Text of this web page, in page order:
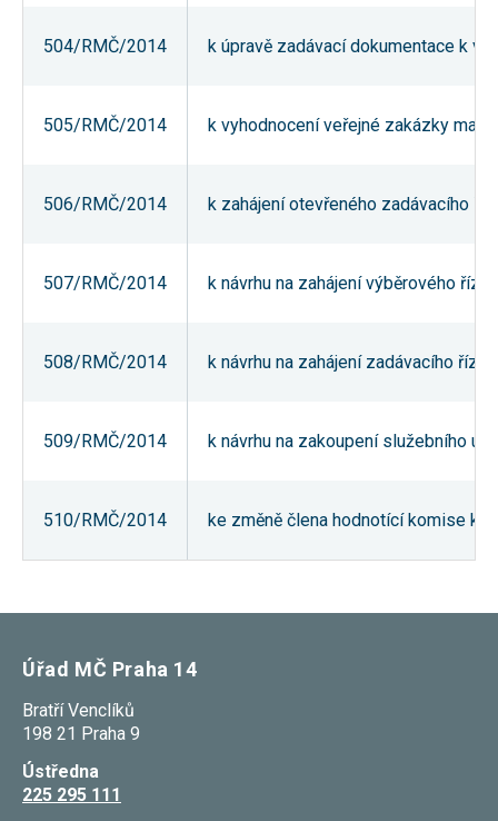
504/RMČ/2014 k úpravě zadávací dokumentace k
505/RMČ/2014 k vyhodnocení veřejné zakázky
506/RMČ/2014 k zahájení otevřeného zadávacího
507/RMČ/2014 k návrhu na zahájení výběrového
508/RMČ/2014 k návrhu na zahájení zadávacího
509/RMČ/2014 k návrhu na zakoupení služebního
510/RMČ/2014 ke změně člena hodnotící komise k
Úřad MČ Praha 14
Bratří Venclíků
198 21 Praha 9
Ústředna
225 295 111
a reklam